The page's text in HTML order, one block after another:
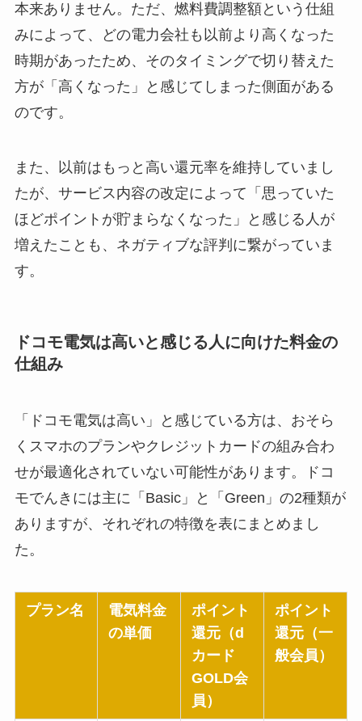
本来ありません。ただ、燃料費調整額という仕組
みによって、どの電力会社も以前より高くなった
時期があったため、そのタイミングで切り替えた
方が「高くなった」と感じてしまった側面がある
のです。
また、以前はもっと高い還元率を維持していまし
たが、サービス内容の改定によって「思っていた
ほどポイントが貯まらなくなった」と感じる人が
増えたことも、ネガティブな評判に繋がっていま
す。
ドコモ電気は高いと感じる人に向けた料金の
仕組み
「ドコモ電気は高い」と感じている方は、おそら
くスマホのプランやクレジットカードの組み合わ
せが最適化されていない可能性があります。ドコ
モでんきには主に「Basic」と「Green」の2種類が
ありますが、それぞれの特徴を表にまとめまし
た。
プラン名
電気料金
の単価
ポイント
還元（d
カード
GOLD会
員）
ポイント
還元（一
般会員）